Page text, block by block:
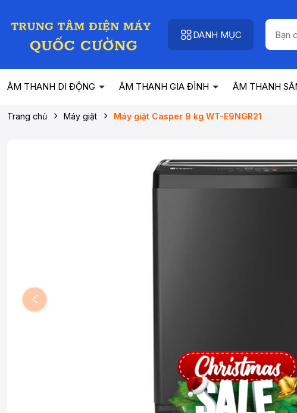
DANH MỤC
ÂM THANH DI ĐỘNG ÂM THANH GIA ĐÌNH ÂM THANH
Trang chủ Máy giặt Máy giặt Casper 9 kg WT-E9NGR21